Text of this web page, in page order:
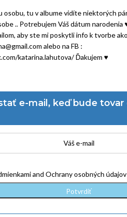
tu v albume vidíte niektorých
.. Potrebujem Váš dátum narodenia
aby ste mi poskytli info k tvorbe
alebo na FB :
katarina.lahutova/ Ďakujem ♥
e-mail, keď bude tovar
and Ochrany osobných údajov